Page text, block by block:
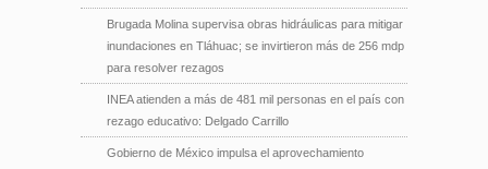
Brugada Molina supervisa obras hidráulicas para mitigar
inundaciones en Tláhuac; se invirtieron más de 256 mdp
para resolver rezagos
INEA atienden a más de 481 mil personas en el país con
rezago educativo: Delgado Carrillo
Gobierno de México impulsa el aprovechamiento